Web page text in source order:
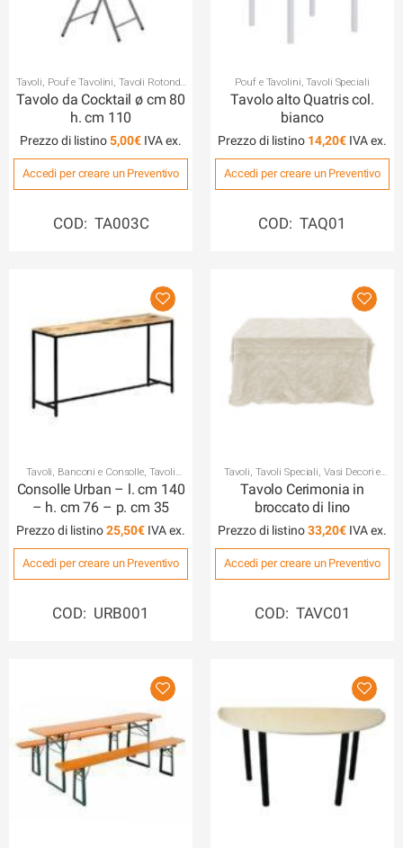
Tavoli, Pouf e Tavolini, Tavoli Rotondi,
Tavoli Speciali
Tavolo da Cocktail ø cm 80
h. cm 110
Prezzo di listino5,00€
Accedi per creare un Preventivo
COD: TA003C
Pouf e Tavolini,Tavoli Speciali
Tavolo alto Quatris col.
bianco
Prezzo di listino 14,20€
Accedi per creare un Preventivo
COD: TAQ01
Tavoli, Banconi e Consolle, Tavoli
Speciali
Consolle Urban – l. cm 140
– h. cm 76 – p. cm 35
Prezzo di listino25,50€
Accedi per creare un Preventivo
COD: URB001
Tavoli, Tavoli Speciali, Vasi Decori e
Affini
Tavolo Cerimonia in
broccato di lino
Prezzo di listino33,20€
Accedi per creare un Preventivo
COD: TAVC01